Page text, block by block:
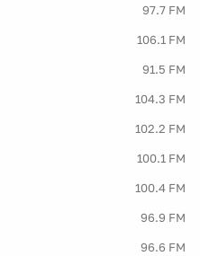
97.7 FM
106.1 FM
91.5 FM
104.3 FM
102.2 FM
100.1 FM
100.4 FM
96.9 FM
96.6 FM